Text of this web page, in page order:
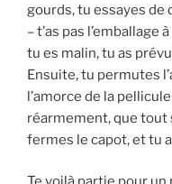
gourds, tu essayes de
– t’as pas l’emballage
tu es malin, tu as
Ensuite, tu permutes
l’amorce de la
réarmement, que tout
fermes le capot, et tu